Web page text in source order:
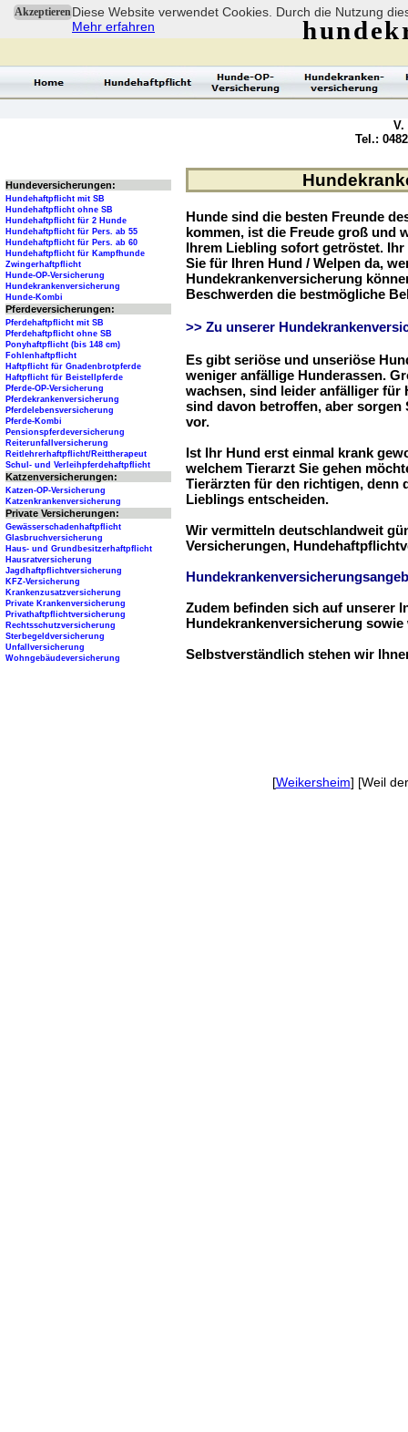
AkzeptierenDiese Website verwendet Cookies. Durch die Nutzung
Mehr erfahren
Hunde sind die besten Freunde
kommen, ist die Freude groß und
Ihrem Liebling sofort getröstet.
Sie für Ihren Hund / Welpen da,
Hundekrankenversicherung
Beschwerden die bestmögliche
>> Zu unserer
Es gibt seriöse und unseriöse
weniger anfällige Hunderassen.
wachsen, sind leider anfälliger für
sind davon betroffen, aber sorgen
vor.
Ist Ihr Hund erst einmal krank
welchem Tierarzt Sie gehen
Tierärzten für den richtigen, denn
Lieblings entscheiden.
Wir vermitteln deutschlandweit
Versicherungen,
Zudem befinden sich auf unserer
Hundekrankenversicherung
Selbstverständlich stehen wir
Hundeversicherungen:
Hundehaftpflicht mit SB
Hundehaftpflicht ohne SB
Hundehaftpflicht für 2 Hunde
Hundehaftpflicht für Pers. ab 55
Hundehaftpflicht für Pers. ab 60
Hundehaftpflicht für Kampfhunde
Zwingerhaftpflicht
Hunde-OP-Versicherung
Hundekrankenversicherung
Hunde-Kombi
Pferdeversicherungen:
Pferdehaftpflicht mit SB
Pferdehaftpflicht ohne SB
Ponyhaftpflicht (bis 148 cm)
Fohlenhaftpflicht
Haftpflicht für Gnadenbrotpferde
Haftpflicht für Beistellpferde
Pferde-OP-Versicherung
Pferdekrankenversicherung
Pferdelebensversicherung
Pferde-Kombi
Pensionspferdeversicherung
Reiterunfallversicherung
Reitlehrerhaftpflicht/Reittherapeut
Schul- und Verleihpferdehaftpflicht
Katzenversicherungen:
Katzen-OP-Versicherung
Katzenkrankenversicherung
Private Versicherungen:
Gewässerschadenhaftpflicht
Glasbruchversicherung
Haus- und Grundbesitzerhaftpflicht
Hausratversicherung
Jagdhaftpflichtversicherung
KFZ-Versicherung
Krankenzusatzversicherung
Private Krankenversicherung
Privathaftpflichtversicherung
Rechtsschutzversicherung
Sterbegeldversicherung
Unfallversicherung
Wohngebäudeversicherung
V.
Tel.:
[Weikersheim] [Weil